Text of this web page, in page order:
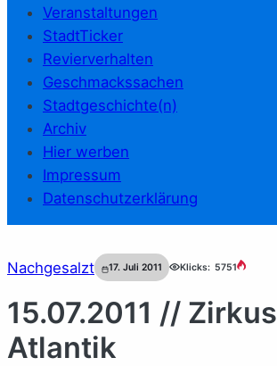
Veranstaltungen
StadtTicker
Revierverhalten
Geschmackssachen
Stadtgeschichte(n)
Archiv
Hier werben
Impressum
Datenschutzerklärung
Nachgesalzt 17. Juli 2011 Klicks: 5751
15.07.2011 // Zirkus
Atlantik